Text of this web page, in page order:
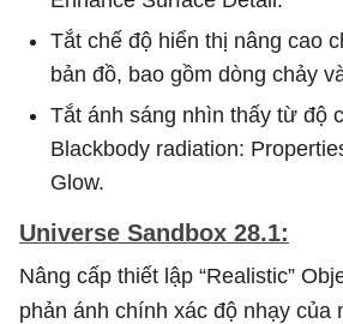
Tắt chế độ hiển thị nâng cao
bản đồ, bao gồm dòng chảy
Tắt ánh sáng nhìn thấy từ độ
Blackbody radiation:
Glow.
Universe Sandbox 28.1:
Nâng cấp thiết lập “Realistic”
phản ánh chính xác độ nhạy